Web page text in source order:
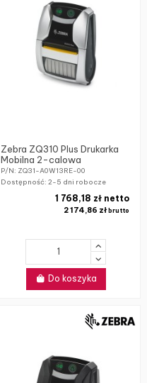
Zebra ZQ310 Plus Drukarka
Mobilna 2-calowa
P/N: ZQ31-A0W13RE-00
Dostępność: 2-5 dni robocze
2 174,86 złbrutto
1 768,18 zł netto
Do koszyka